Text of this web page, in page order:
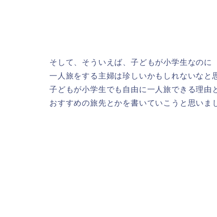
そして、そういえば、子どもが小学生なのに
一人旅をする主婦は珍しいかもしれないなと
子どもが小学生でも自由に一人旅できる理由
おすすめの旅先とかを書いていこうと思いま